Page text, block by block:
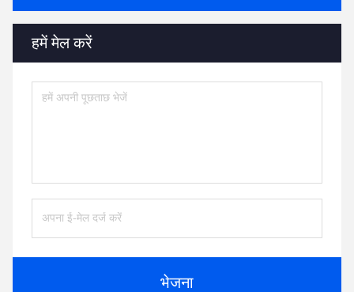
हमें मेल करें
भेजना